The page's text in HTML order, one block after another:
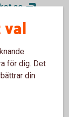
se
för dig. Det
din